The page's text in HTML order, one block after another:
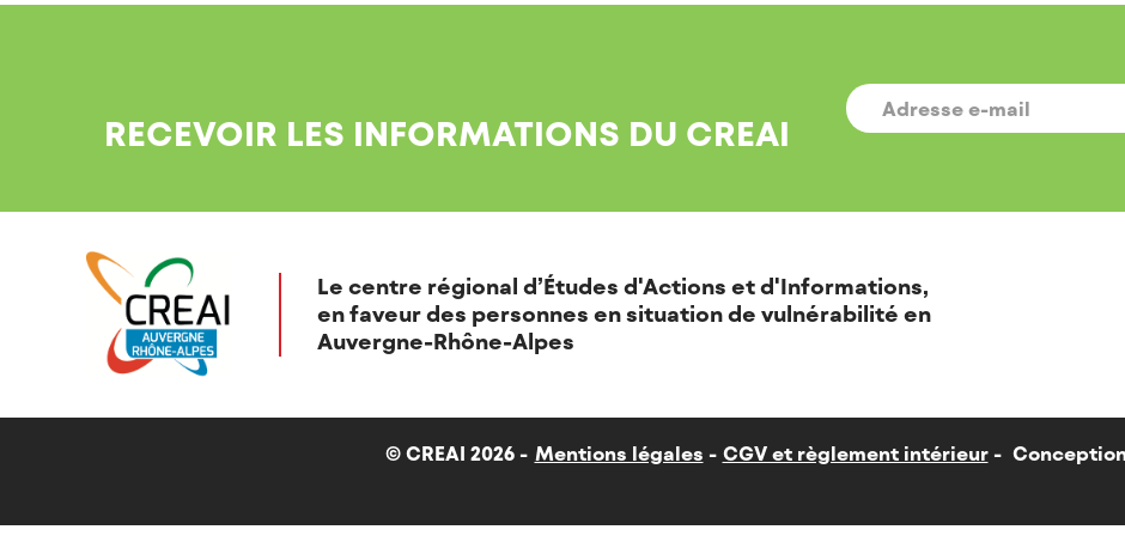
RECEVOIR LES INFORMATIONS DU CREAI
E-
MAIL *
Le centre régional d’Études d'Actions et d'Informations,
en faveur des personnes en situation de vulnérabilité en
Auvergne-Rhône-Alpes
© CREAI 2026 - Mentions légales CGV et règlement intérieur